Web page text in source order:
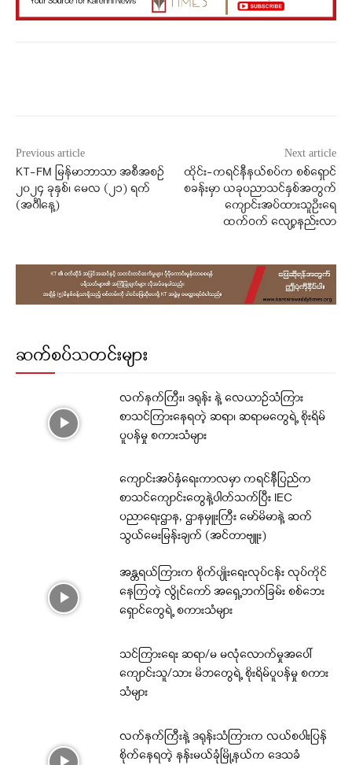
Previous article
KT-FM မြန်မာဘာသာ အစီအစဉ်
၂၀၂၄ ခုနှစ်၊ မေလ (၂၁) ရက်
(‌‌အင်္ဂါနေ့)
Next article
ထိုင်း-ကရင်နီနယ်စပ်က စစ်ရှောင်
စခန်းမှာ ယခုပညာသင်နှစ်အတွက်
ကျောင်းအပ်ထားသူဦးရေ
ထက်ဝက် လျော့နည်းလာ
ဆက်စပ်သတင်းများ
လက်နက်ကြီး၊ ဒရုန်း နဲ့ လေယာဉ်သံကြား
စာသင်ကြားနေရတဲ့ ဆရာ၊ ဆရာမတွေရဲ့ စိုးရိမ်
ပူပန်မှု စကားသံများ
ကျောင်းအပ်နှံရေးကာလမှာ ကရင်နီပြည်က
စာသင်ကျောင်းတွေနဲ့ပါတ်သက်ပြီး IEC
ပညာရေးဌာန, ဌာနမှူးကြီး မော်မိမာနဲ့ ဆက်
သွယ်မေးမြန်းချက် (အင်တာဗျူး)
အန္တရယ်ကြားက စိုက်ပျိုးရေးလုပ်ငန်း လုပ်ကိုင်
နေကြတဲ့ လွိုင်ကော် အရှေ့ဘက်ခြမ်း စစ်ဘေး
ရှောင်တွေရဲ့ စကားသံများ
သင်ကြားရေး ဆရာ/မ မလုံလောက်မှုအပေါ်
ကျောင်းသူ/သား မိဘတွေရဲ့ စိုးရိမ်ပူပန်မှု စကား
သံများ
လက်နက်ကြီးနဲ့ ဒရုန်းသံကြားက လယ်စပါးပြန်
စိုက်နေရတဲ့ နန်းမယ်ခုံမြို့နယ်က ဒေသခံ